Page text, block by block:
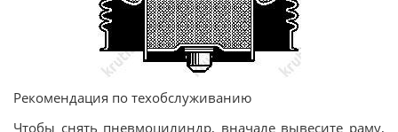
Рекомендация по техобслуживанию
Чтобы снять пневмоцилиндр, вначале вывесите раму,